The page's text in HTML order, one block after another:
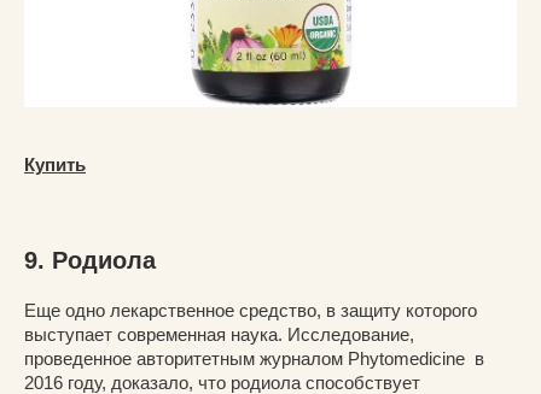
Купить
9. Родиола
Еще одно лекарственное средство, в защиту которого
выступает современная наука. Исследование,
проведенное авторитетным журналом Phytomedicine в
2016 году, доказало, что родиола способствует